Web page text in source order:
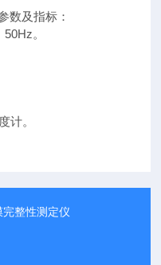
数及指标：
。
计。
整性测定仪